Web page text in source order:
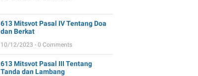
613 Mitsvot Pasal IV Tentang Doa
dan Berkat
10/12/2023 - 0 Comments
613 Mitsvot Pasal III Tentang
Tanda dan Lambang